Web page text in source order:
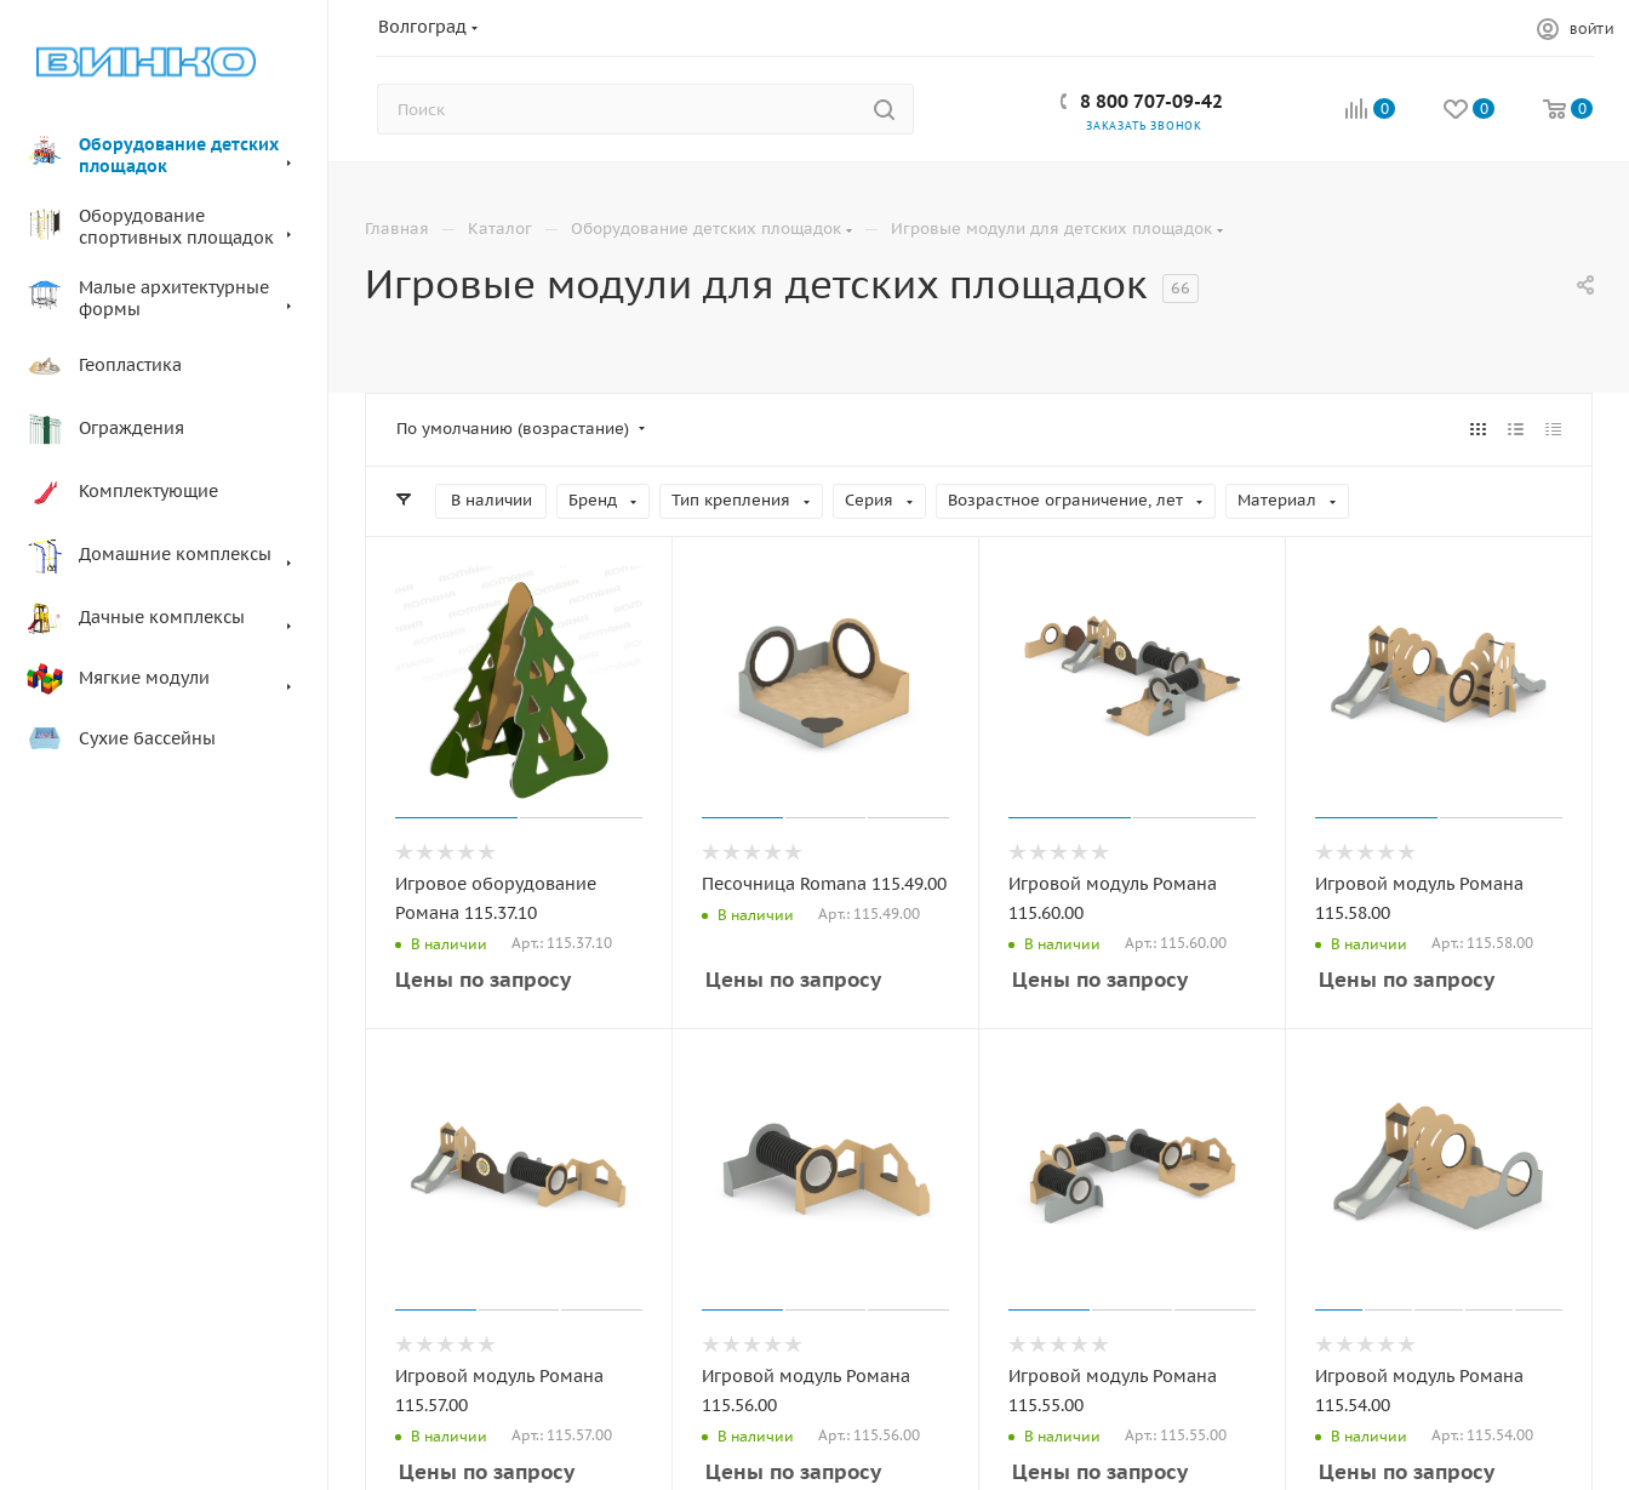
Волгоград ВОЙТИ
8 800 707-09-42
ЗАКАЗАТЬ ЗВОНОК
0 0 0
Оборудование детских
площадок
Оборудование
спортивных площадок
Малые архитектурные
формы
Геопластика
Ограждения
Комплектующие
Домашние комплексы
Дачные комплексы
Мягкие модули
Сухие бассейны
Главная — Каталог — Оборудование детских площадок — Игровые модули для детских площадок
Игровые модули для детских площадок 66
По умолчанию (возрастание)
В наличии Бренд Тип крепления Серия Возрастное ограничение, лет Материал
Игровое оборудование
Романа 115.37.10
В наличии Арт.: 115.37.10
Цены по запросу
Песочница Romana 115.49.00
В наличии Арт.: 115.49.00
Цены по запросу
Игровой модуль Романа
115.60.00
В наличии Арт.: 115.60.00
Цены по запросу
Игровой модуль Романа
115.58.00
В наличии Арт.: 115.58.00
Цены по запросу
Игровой модуль Романа
115.57.00
В наличии Арт.: 115.57.00
Цены по запросу
Игровой модуль Романа
115.56.00
В наличии Арт.: 115.56.00
Цены по запросу
Игровой модуль Романа
115.55.00
В наличии Арт.: 115.55.00
Цены по запросу
Игровой модуль Романа
115.54.00
В наличии Арт.: 115.54.00
Цены по запросу